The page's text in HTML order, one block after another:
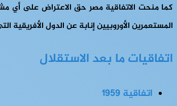
كما منحت الاتفاقية مصر حق الاعتراض على أي
المستعمرين الأوروبيين إنابة عن الدول
اتفاقيات ما بعد الاستقلال
اتفاقية 1959